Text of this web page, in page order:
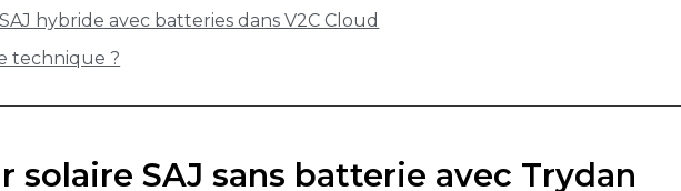
hybride avec batteries dans V2C Cloud
technique ?
solaire SAJ sans batterie avec Trydan